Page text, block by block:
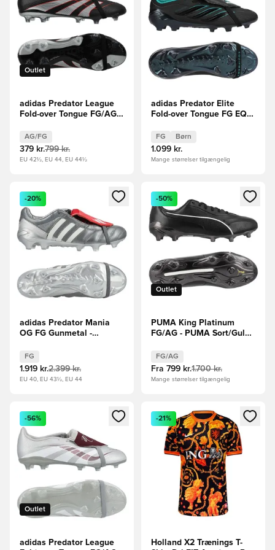
Outlet
adidas Predator League
Fold-over Tongue FG/AG
Sort/Sølv/Rød LIMITED
EDITION
AG/FG
379 kr.799 kr.
EU 42½, EU 44, EU 44½
adidas Predator Elite
Fold-over Tongue FG EQT
EDITION
FG Børn
1.099 kr.
Mange størrelser tilgængelig
Åbner en Modal til at logge ind eller tilmelde dig som
-20%
adidas Predator Mania
OG FG Gunmetal -
EDITION
FG
1.919 kr.2.399 kr.
EU 40, EU 43½, EU 44
Åbner en Modal til at logge
Outlet
-50%
PUMA King Platinum
FG/AG - PUMA Sort/Guld
FG/AG
Fra 799 kr.1.700 kr.
Mange størrelser tilgængelig
Åbner en Modal til at logge ind eller tilmelde dig som
Outlet
-56%
adidas Predator League
Åbner en Modal til at logge
-21%
Holland X2 Trænings T-